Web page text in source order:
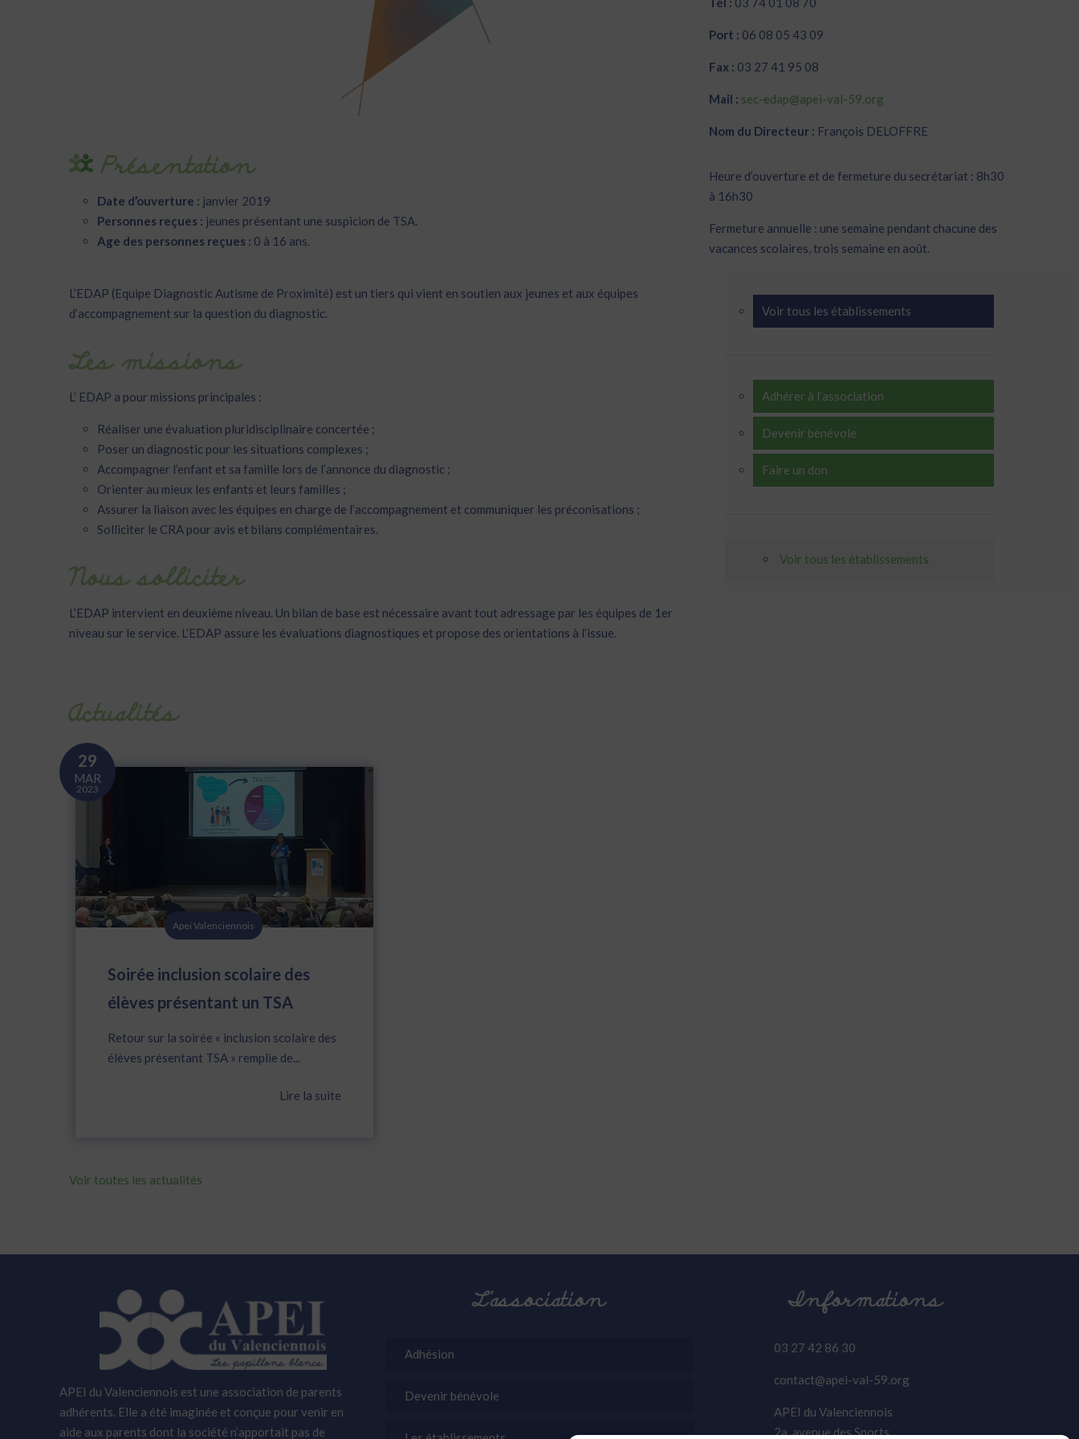
Présentation
Date d’ouverture : janvier 2019
Personnes reçues : jeunes présentant une suspicion de TSA.
Age des personnes reçues : 0 à 16 ans.
L’EDAP (Equipe Diagnostic Autisme de Proximité) est un tiers qui vient en soutien aux jeunes et aux équipes
d’accompagnement sur la question du diagnostic.
Les missions
L’ EDAP a pour missions principales :
Réaliser une évaluation pluridisciplinaire concertée ;
Poser un diagnostic pour les situations complexes ;
Accompagner l’enfant et sa famille lors de l’annonce du diagnostic ;
Orienter au mieux les enfants et leurs familles ;
Assurer la liaison avec les équipes en charge de l’accompagnement et communiquer les préconisations ;
Solliciter le CRA pour avis et bilans complémentaires.
Nous solliciter
L’EDAP intervient en deuxième niveau. Un bilan de base est nécessaire avant tout adressage par les équipes de 1er
niveau sur le service. L’EDAP assure les évaluations diagnostiques et propose des orientations à l’issue.
Actualités
29
MAR
2023
Apei Valenciennois
Soirée inclusion scolaire des
élèves présentant un TSA
Retour sur la soirée « inclusion scolaire des
élèves présentant TSA » remplie de...
Lire la suite
Voir toutes les actualités
Port : 06 08 05 43 09
Fax : 03 27 41 95 08
Mail : sec-edap@apei-val-59.org
Nom du Directeur : François DELOFFRE
Heure d’ouverture et de fermeture du secrétariat : 8h30
à 16h30
Fermeture annuelle : une semaine pendant chacune des
vacances scolaires, trois semaine en août.
Voir tous les établissements
Adhérer à l’association
Devenir bénévole
Faire un don
Voir tous les établissements
APEI du Valenciennois est une association de parents
adhérents. Elle a été imaginée et conçue pour venir en
aide aux parents dont la société n’apportait pas de
L’association
Adhésion
Devenir bénévole
Informations
03 27 42 86 30
contact@apei-val-59.org
APEI du Valenciennois
2a, avenue des Sports